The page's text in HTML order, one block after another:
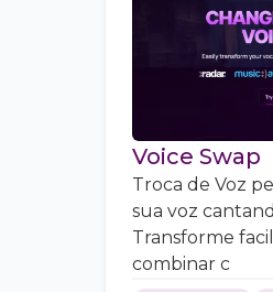
Voice Swap
Troca de Voz
sua voz
Transforme
combinar c